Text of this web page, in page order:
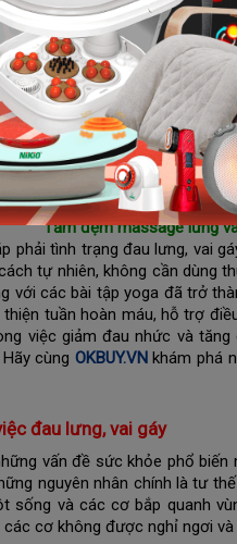
massage lưng
lưng và linh hoạt cho cột sống
bệnh lý liên quan
toàn diện
chữa đau lưng, vai gáy Nikio
Tấm đệm massage lưng
phải tình trạng đau lưng, vai
tự nhiên, không cần dùng
với các bài tập yoga đã trở
tuần hoàn máu, hỗ trợ
việc giảm đau nhức và
cùng OKBUY.VNkhám phá
đau lưng, vai gáy
vấn đề sức khỏe phổ
nguyên nhân chính là tư
sống và các cơ bắp quanh
cơ không được nghỉ ngơi